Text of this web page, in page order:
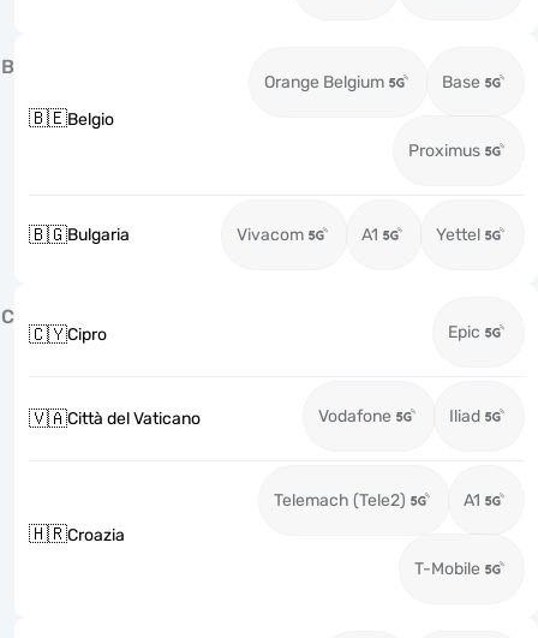
B
🇧🇪Belgio
Orange Belgium Base
Proximus
🇧🇬Bulgaria Vivacom A1 Yettel
C
🇨🇾Cipro Epic
🇻🇦Città del Vaticano Vodafone Iliad
🇭🇷Croazia
Telemach (Tele2) A1
T-Mobile